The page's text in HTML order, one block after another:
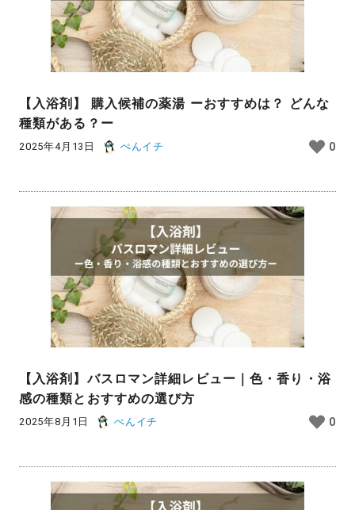
【入浴剤】 購入候補の薬湯 ーおすすめは？ どんな
種類がある？ー
2025年4月13日 ぺんイチ 0
【入浴剤】バスロマン詳細レビュー｜色・香り・浴
感の種類とおすすめの選び方
2025年8月1日 ぺんイチ 0